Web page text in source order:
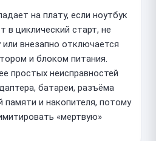
на плату, если ноутбук
в циклический старт, не
или внезапно отключается
и блоком питания.
простых неисправностей
батареи, разъёма
памяти и накопителя, потому
«мертвую»